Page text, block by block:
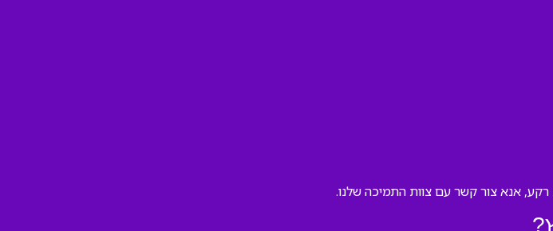
אנא צור קשר עם צוות התמיכה שלנו.